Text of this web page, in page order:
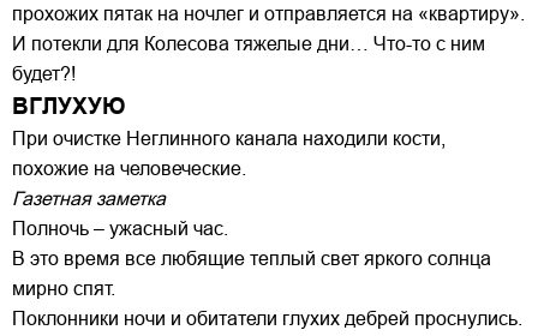
прохожих пятак на ночлег и отправляется на «квартиру».
И потекли для Колесова тяжелые дни… Что-то с ним
будет?!
ВГЛУХУЮ
При очистке Неглинного канала находили кости,
похожие на человеческие.
Газетная заметка
Полночь – ужасный час.
В это время все любящие теплый свет яркого солнца
мирно спят.
Поклонники ночи и обитатели глухих дебрей проснулись.